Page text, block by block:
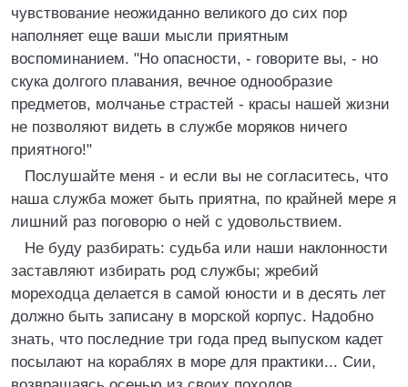
чувствование неожиданно великого до сих пор
наполняет еще ваши мысли приятным
воспоминанием. "Но опасности, - говорите вы, - но
скука долгого плавания, вечное однообразие
предметов, молчанье страстей - красы нашей жизни
не позволяют видеть в службе моряков ничего
приятного!"
Послушайте меня - и если вы не согласитесь, что
наша служба может быть приятна, по крайней мере я
лишний раз поговорю о ней с удовольствием.
Не буду разбирать: судьба или наши наклонности
заставляют избирать род службы; жребий
мореходца делается в самой юности и в десять лет
должно быть записану в морской корпус. Надобно
знать, что последние три года пред выпуском кадет
посылают на кораблях в море для практики... Сии,